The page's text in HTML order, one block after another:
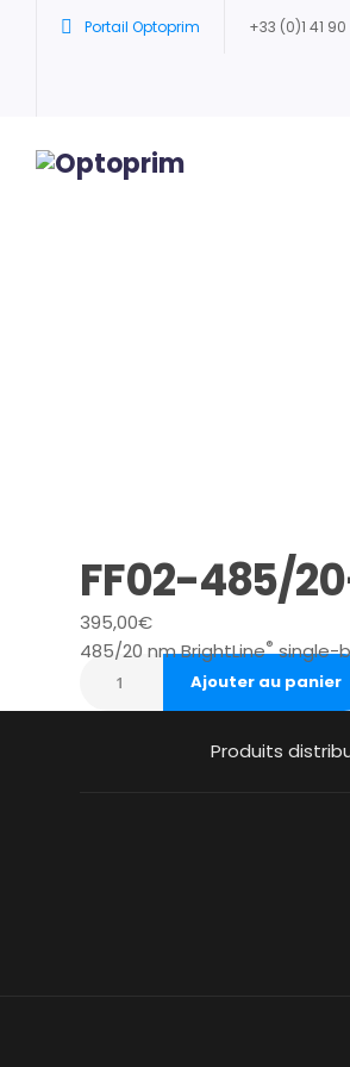
Portail Optoprim +33 (0)1 41 90
FF02-485/
395,00€
485/20 nm BrightLine®single-
Ajouter au panier
Produits